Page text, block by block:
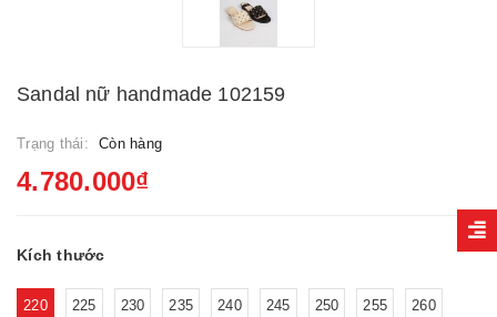
Sandal nữ handmade 102159
Trạng thái: Còn hàng
4.780.000₫
Kích thước
220 225 230 235 240 245 250 255 260